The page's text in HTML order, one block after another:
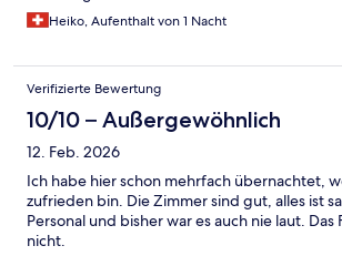
Heiko, Aufenthalt von 1 Nacht
Verifizierte Bewertung
10/10 – Außergewöhnlich
12. Feb. 2026
Ich habe hier schon mehrfach übernachtet,
zufrieden bin. Die Zimmer sind gut, alles ist
Personal und bisher war es auch nie laut. Das
nicht.